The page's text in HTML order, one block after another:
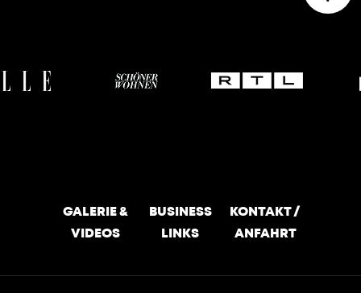
GALERIE &
VIDEOS
BUSINESS
LINKS
KONTAKT /
ANFAHRT